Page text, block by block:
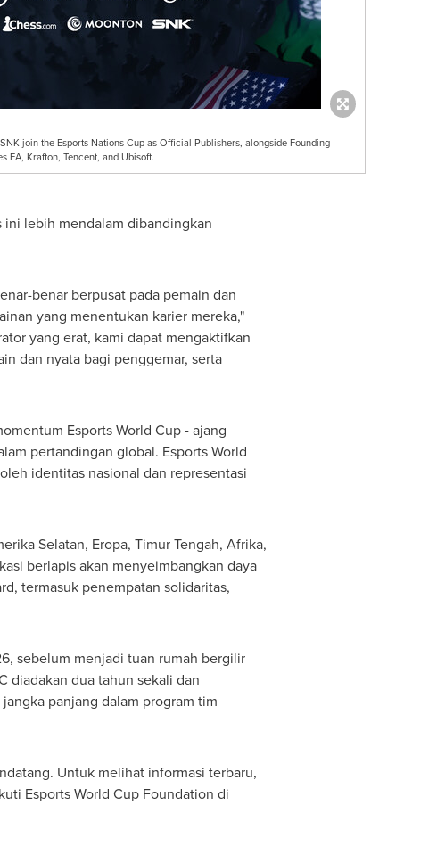
join the Esports Nations Cup as Official Publishers, alongside Founding
EA, Krafton, Tencent, and Ubisoft.
ini lebih mendalam dibandingkan
benar berpusat pada pemain dan
yang menentukan karier mereka,"
yang erat, kami dapat mengaktifkan
dan nyata bagi penggemar, serta
Esports World Cup - ajang
pertandingan global. Esports World
identitas nasional dan representasi
Selatan, Eropa, Timur Tengah, Afrika,
berlapis akan menyeimbangkan daya
termasuk penempatan solidaritas,
sebelum menjadi tuan rumah bergilir
diadakan dua tahun sekali dan
panjang dalam program tim
Untuk melihat informasi terbaru,
Esports World Cup Foundation di